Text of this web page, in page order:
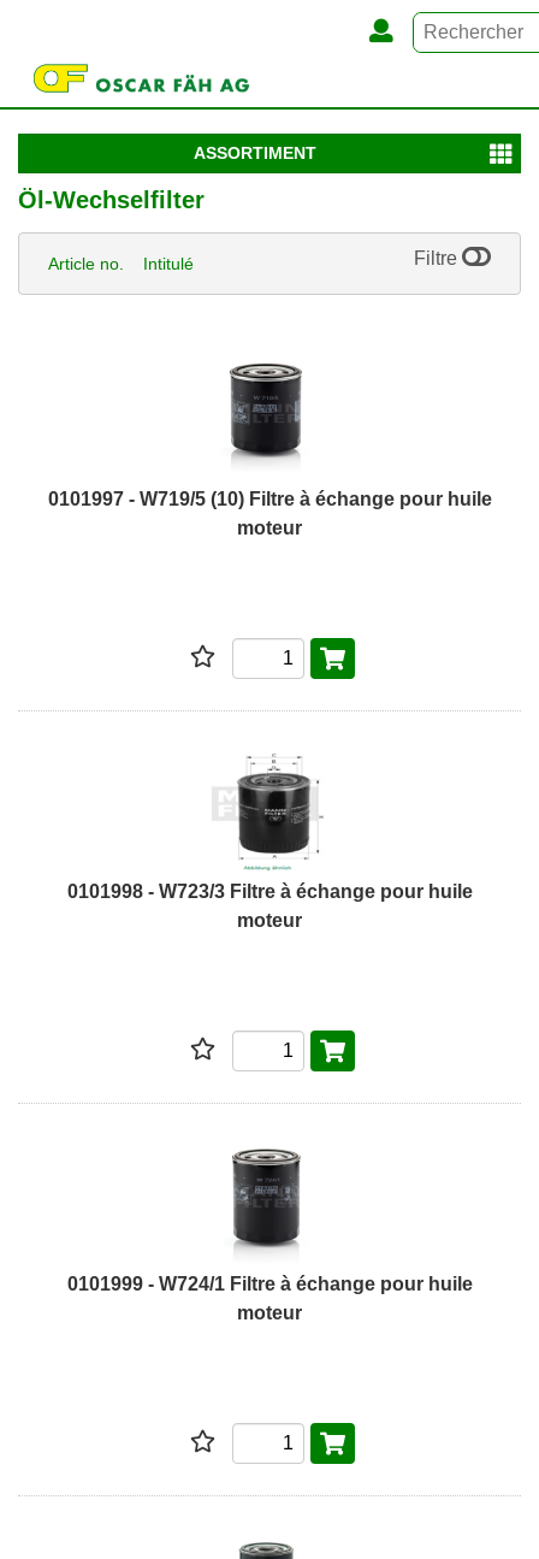
ASSORTIMENT
Öl-Wechselfilter
Article no. Intitulé Filtre
0101997 - W719/5 (10) Filtre à échange pour huile
moteur
0101998 - W723/3 Filtre à échange pour huile
moteur
0101999 - W724/1 Filtre à échange pour huile
moteur